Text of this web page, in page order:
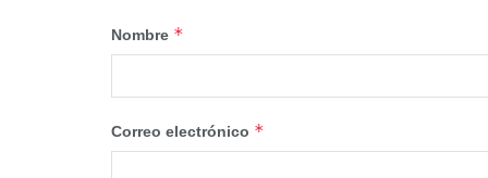
Nombre *
Correo electrónico *